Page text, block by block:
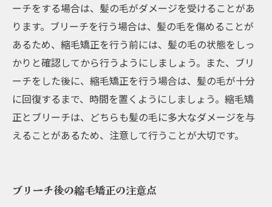
ーチをする場合は、髪の毛がダメージを受けることがあ
ります。ブリーチを行う場合は、髪の毛を傷めることが
あるため、縮毛矯正を行う前には、髪の毛の状態をしっ
かりと確認してから行うようにしましょう。また、ブリ
ーチをした後に、縮毛矯正を行う場合は、髪の毛が十分
に回復するまで、時間を置くようにしましょう。縮毛矯
正とブリーチは、どちらも髪の毛に多大なダメージを与
えることがあるため、注意して行うことが大切です。
ブリーチ後の縮毛矯正の注意点